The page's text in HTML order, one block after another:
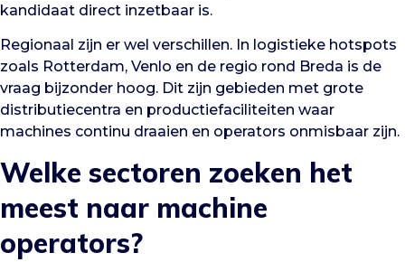
kandidaat direct inzetbaar is.
Regionaal zijn er wel verschillen. In logistieke hotspots
zoals Rotterdam, Venlo en de regio rond Breda is de
vraag bijzonder hoog. Dit zijn gebieden met grote
distributiecentra en productiefaciliteiten waar
machines continu draaien en operators onmisbaar zijn.
Welke sectoren zoeken het
meest naar machine
operators?